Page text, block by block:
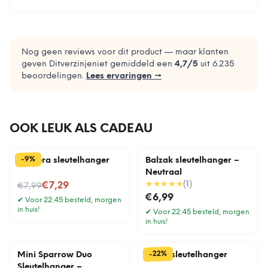
Nog geen reviews voor dit product — maar klanten
geven Ditverzinjeniet gemiddeld een 4,7/5 uit 6.235
beoordelingen. Lees ervaringen →
OOK LEUK ALS CADEAU
-9%
Camera sleutelhanger
€7,99
Nu voor€7,29
✔ Voor 22:45 besteld, morgen
in huis!
Balzak sleutelhanger –
Neutraal
★★★★★( 1 )
€6,99
✔ Voor 22:45 besteld, morgen
in huis!
Mini Sparrow Duo
-22%
Raket sleutelhanger